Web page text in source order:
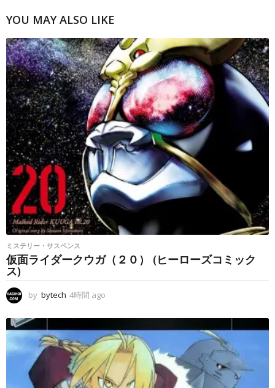
YOU MAY ALSO LIKE
ミステリー・サスペンス
仮面ライダークウガ（２０） (ヒーローズコミック
ス)
by bytech 4時間 ago
間
a
g
o